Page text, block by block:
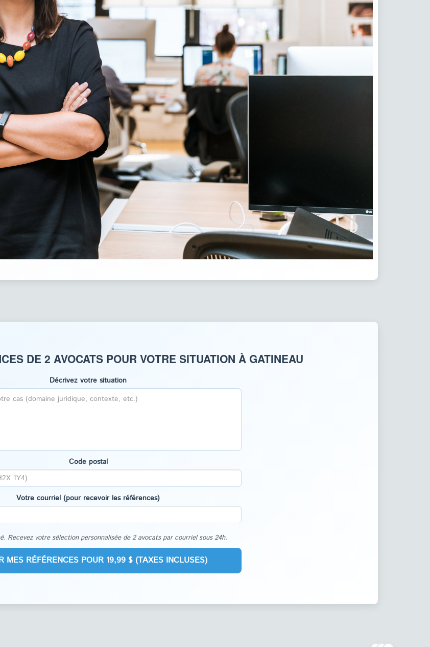
DE 2 AVOCATS POUR VOTRE SITUATION À GATINEAU
Décrivez votre situation
Code postal
Votre courriel (pour recevoir les références)
Recevez votre sélection personnalisée de 2 avocats par courriel sous 24h.